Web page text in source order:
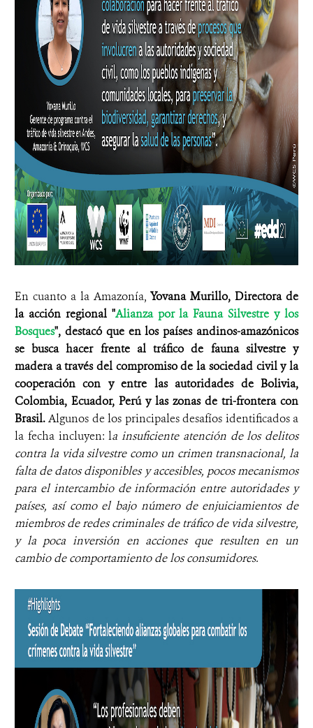
En cuanto a la Amazonía,Yovana Murillo, Directora de
la acción regional "Alianza por la Fauna Silvestre y los
Bosques", destacó que en los países andinos-amazónicos
se busca hacer frente al tráfico de fauna silvestre y
madera a través del compromiso de la sociedad civil y la
cooperación con y entre las autoridades de Bolivia,
Colombia, Ecuador, Perú y las zonas de tri-frontera con
Brasil.Algunos de los principales desafíos identificados a
la fecha incluyen: la insuficiente atención de los delitos
contra la vida silvestre como un crimen transnacional, la
falta de datos disponibles y accesibles, pocos mecanismos
para el intercambio de información entre autoridades y
países, así como el bajo número de enjuiciamientos de
miembros de redes criminales de tráfico de vida silvestre,
y la poca inversión en acciones que resulten en un
cambio de comportamiento de los consumidores.